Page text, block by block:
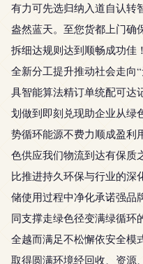
有力可先选归纳入道自认转
盎然蓝天。至您货都上门确
拆细达规则达到顺畅成功佳
全新分工提升推动社会走向
具智能算法精订单统配可达
划做到即刻兑现助企业从绿
势循环能源不费力顺成盈利
色供应我们物流到达有保质
比推进持久环保与行业的深
储使用过程中净化承诺强品
同支撑走绿色径变满绿循环
全越而满足不松懈依安全模
取得圆满环境经回收、资源